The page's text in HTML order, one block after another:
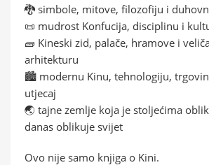
🐉 simbole, mitove, filozofiju i
📜 mudrost Konfucija, disciplinu i
🧱 Kineski zid, palače, hramove i
arhitekturu
🏙️ modernu Kinu, tehnologiju,
utjecaj
🌏 tajne zemlje koja je stoljećima
danas oblikuje svijet
Ovo nije samo knjiga o Kini.